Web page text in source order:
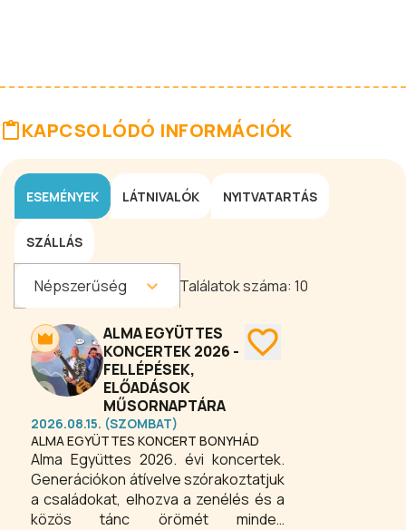
KAPCSOLÓDÓ INFORMÁCIÓK
ESEMÉNYEK LÁTNIVALÓK NYITVATARTÁS
SZÁLLÁS
Népszerűség Találatok száma: 10
ALMA EGYÜTTES
KONCERTEK 2026 -
FELLÉPÉSEK,
ELŐADÁSOK
MŰSORNAPTÁRA
2026.08.15. (SZOMBAT)
ALMA EGYÜTTES KONCERT BONYHÁD
Alma Együttes 2026. évi koncertek.
Generációkon átívelve szórakoztatjuk
a családokat, elhozva a zenélés és a
közös tánc örömét minden